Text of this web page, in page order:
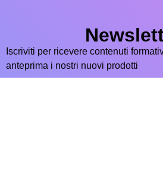
Iscriviti per ricevere contenuti
anteprima i nostri nuovi prodotti